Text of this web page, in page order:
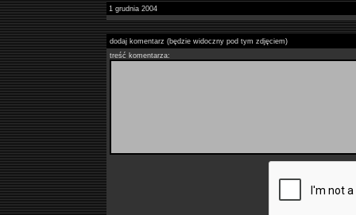
1 grudnia 2004
dodaj komentarz (będzie widoczny pod tym zdjęciem)
treść komentarza: